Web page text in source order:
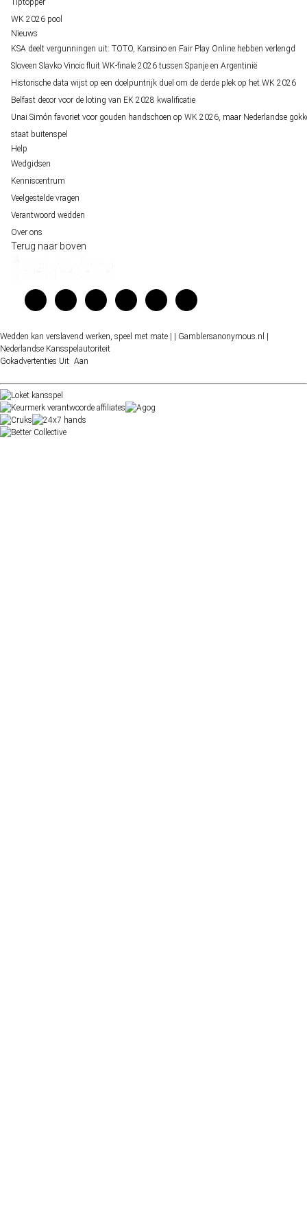
WK 2026 pool
Nieuws
KSA deelt vergunningen uit: TOTO, Kansino en Fair Play Online hebben verlengd
Sloveen Slavko Vincic fluit WK-finale 2026 tussen Spanje en Argentinië
Historische data wijst op een doelpuntrijk duel om de derde plek op het WK 2026
Belfast decor voor de loting van EK 2028 kwalificatie
Unai Simón favoriet voor gouden handschoen op WK 2026, maar Nederlandse
staat buitenspel
Help
Wedgidsen
Kenniscentrum
Veelgestelde vragen
Verantwoord wedden
Over ons
Terug naar boven
Wedden kan verslavend werken, speel met mate | | Gamblersanonymous.nl |
Nederlandse Kansspelautoriteit
Gokadvertenties Uit Aan